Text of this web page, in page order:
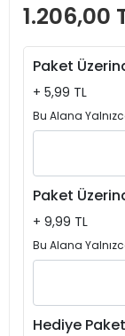
1.206,00
Paket
+ 5,99 TL
Bu Alana
Paket
+ 9,99 TL
Bu Alana
Hediye